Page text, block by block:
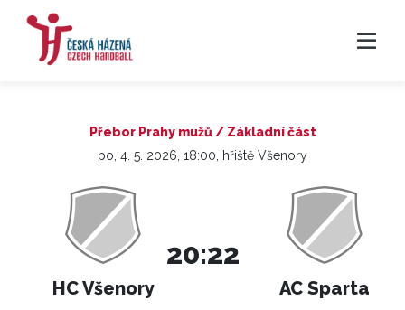
Přebor Prahy mužů / Základní část
po, 4. 5. 2026, 18:00, hřiště Všenory
HC Všenory
20:22
AC Sparta